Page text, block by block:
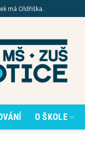
má Oldřiška.
O ŠKOLE